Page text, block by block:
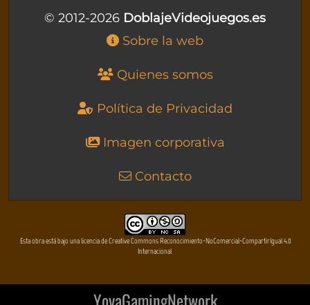
© 2012-2026 DoblajeVideojuegos.es
Sobre la web
Quienes somos
Política de Privacidad
Imagen corporativa
Contacto
Esta obra está bajo una licencia de Creative Commons Reconocimiento-NoComercial-CompartirIgual 4.0
Internacional